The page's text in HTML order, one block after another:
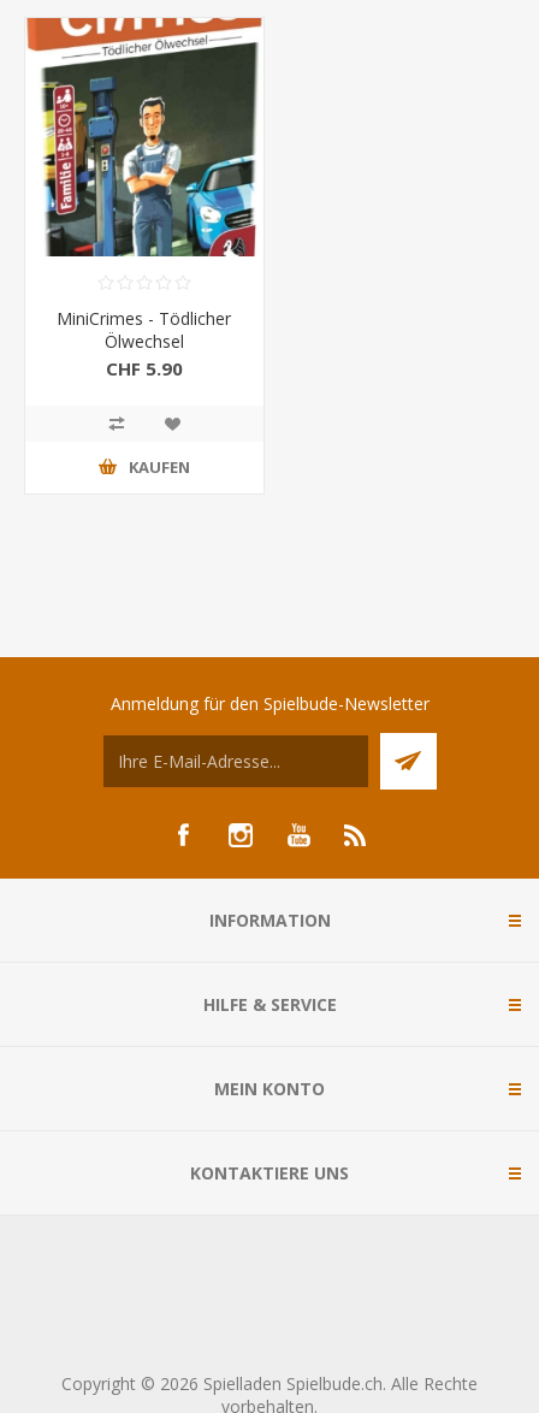
MiniCrimes - Tödlicher
Ölwechsel
CHF 5.90
KAUFEN
Anmeldung für den Spielbude-Newsletter
INFORMATION
HILFE & SERVICE
MEIN KONTO
KONTAKTIERE UNS
Copyright © 2026 Spielladen Spielbude.ch. Alle Rechte
vorbehalten.